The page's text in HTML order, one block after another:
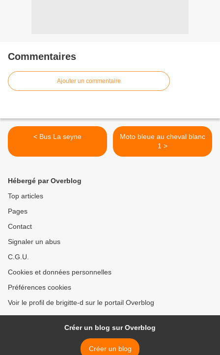
Commentaires
Ajouter un commentaire
< Bus La seyne
Moto bleue au cheval blanc
1 >
Hébergé par Overblog
Top articles
Pages
Contact
Signaler un abus
C.G.U.
Cookies et données personnelles
Préférences cookies
Voir le profil de brigitte-d sur le portail Overblog
Créer un blog sur Overblog
Créer un blog